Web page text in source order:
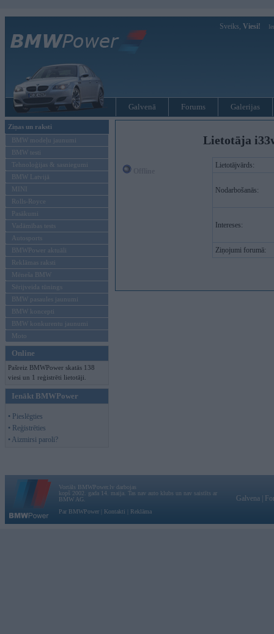
Sveiks, Viesi!
Galvenā Forums Galerijas
Ziņas un raksti
BMW modeļu jaunumi
BMW testi
Tehnoloģijas & sasniegumi
BMW Latvijā
MINI
Rolls-Royce
Pasākumi
Vadāmības tests
Autosports
BMWPower aktuāli
Reklāmas raksti
Mēneša BMW
Sērijveida tūnings
BMW pasaules jaunumi
BMW koncepti
BMW konkurentu jaunumi
Moto
Online
Pašreiz BMWPower skatās 138
viesi un 1 reģistrēti lietotāji.
Ienākt BMWPower
• Pieslēgties
• Reģistrēties
• Aizmirsi paroli?
Lietotāja
Lietotājvārds:
Nodarbošanās:
Intereses:
Ziņojumi forumā:
Vortāls BMWPower.lv darbojas
kopš 2002. gada 14. maija. Tas nav auto klubs un nav saistīts ar
BMW AG.
Par BMWPower
Kontakti Reklāma
Galvena